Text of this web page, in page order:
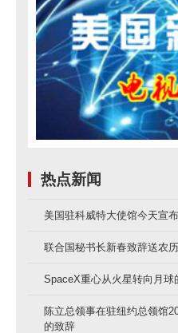
人员需要签署保密协议。
加入溯源标识，方便追查
可以说，针对外部偷拍
套体系已经足够严密。
然而，真正流出的照片
据外媒披露，涉事人员
人员，其涉嫌私自保存影
热点新闻
美国驻科威特大使馆今天宣
联合国秘书长新春致辞送农
SpaceX重心从火星转向月球
陈立总领事在驻纽约总领馆
的致辞